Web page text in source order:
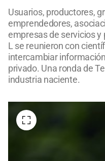
Usuarios, productores,
emprendedores,
empresas de servicios
L se reunieron con
intercambiar
privado. Una ronda de
industria naciente.